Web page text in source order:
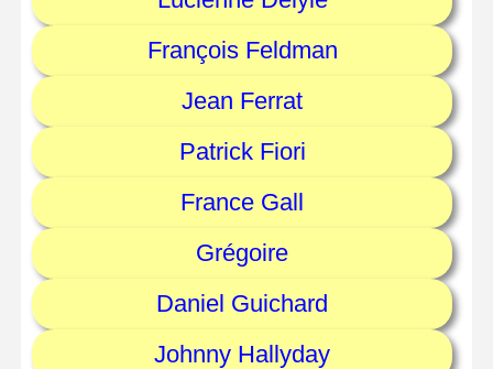
François Feldman
Jean Ferrat
Patrick Fiori
France Gall
Grégoire
Daniel Guichard
Johnny Hallyday